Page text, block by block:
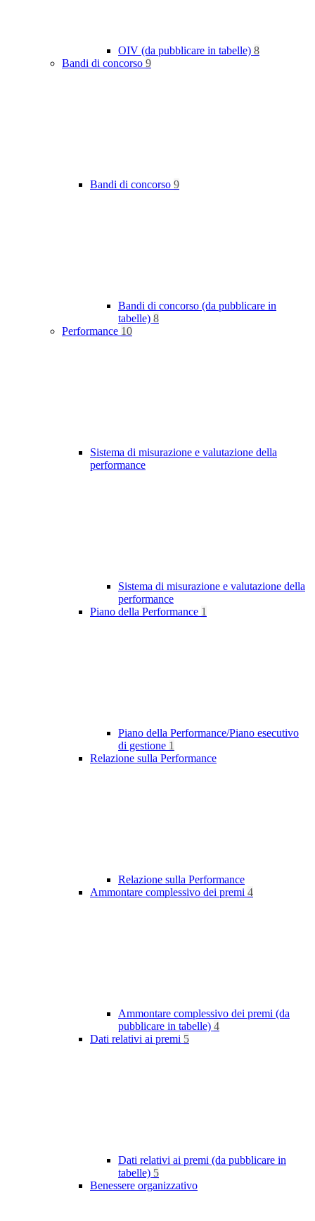
OIV (da pubblicare in tabelle) 8
Bandi di concorso 9
Bandi di concorso 9
Bandi di concorso (da pubblicare in
tabelle) 8
Performance 10
Sistema di misurazione e valutazione della
performance
Sistema di misurazione e valutazione della
performance
Piano della Performance 1
Piano della Performance/Piano esecutivo
di gestione 1
Relazione sulla Performance
Relazione sulla Performance
Ammontare complessivo dei premi 4
Ammontare complessivo dei premi (da
pubblicare in tabelle) 4
Dati relativi ai premi 5
Dati relativi ai premi (da pubblicare in
tabelle) 5
Benessere organizzativo